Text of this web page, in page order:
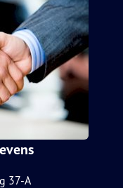
37-A